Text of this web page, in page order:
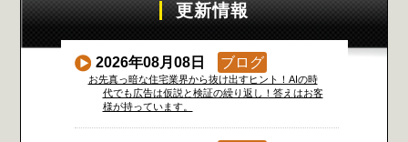
更新情報
2026年08月08日 ブログ
お先真っ暗な住宅業界から抜け出すヒント！AIの時
代でも広告は仮説と検証の繰り返し！答えはお客
様が持っています。